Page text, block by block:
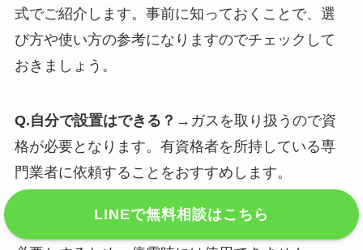
式でご紹介します。事前に知っておくことで、選
び方や使い方の参考になりますのでチェックして
おきましょう。
Q.自分で設置はできる？ →ガスを取り扱うので資
格が必要となります。有資格者を所持している専
門業者に依頼することをおすすめします。
Q. 停電時も使える？→ FF式ガスストーブは電源を
LINEで無料相談はこちら